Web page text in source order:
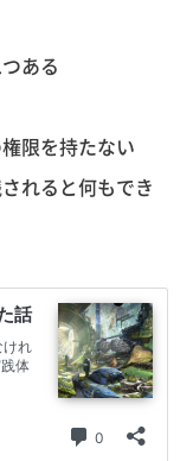
ある
限を持たない
れると何もでき